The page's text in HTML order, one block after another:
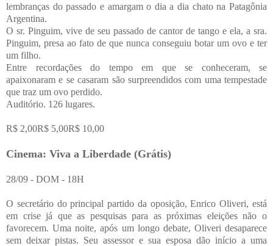
lembranças do passado e amargam o dia a dia chato na Patagônia
Argentina.
O sr. Pinguim, vive de seu passado de cantor de tango e ela, a sra.
Pinguim, presa ao fato de que nunca conseguiu botar um ovo e ter
um filho.
Entre recordações do tempo em que se conheceram, se
apaixonaram e se casaram são surpreendidos com uma tempestade
que traz um ovo perdido.
Auditório. 126 lugares.
R$ 2,00R$ 5,00R$ 10,00
Cinema: Viva a Liberdade (Grátis)
28/09 - DOM - 18H
O secretário do principal partido da oposição, Enrico Oliveri, está
em crise já que as pesquisas para as próximas eleições não o
favorecem. Uma noite, após um longo debate, Oliveri desaparece
sem deixar pistas. Seu assessor e sua esposa dão início a uma